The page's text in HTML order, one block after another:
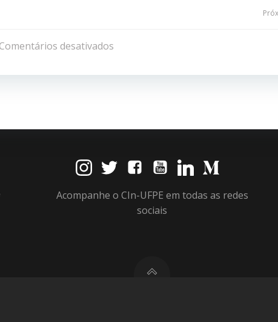
de
Post
Comentários desativados
Acompanhe o CIn-UFPE em todas as redes
sociais